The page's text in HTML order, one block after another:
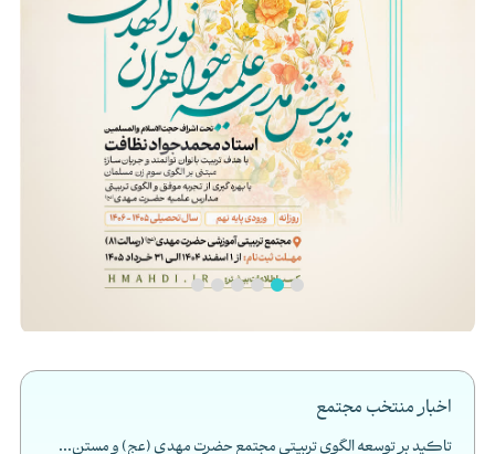
اخبار منتخب مجتمع
تاکید بر توسعه الگوی تربیتی مجتمع حضرت مهدی (عج) و مستن...